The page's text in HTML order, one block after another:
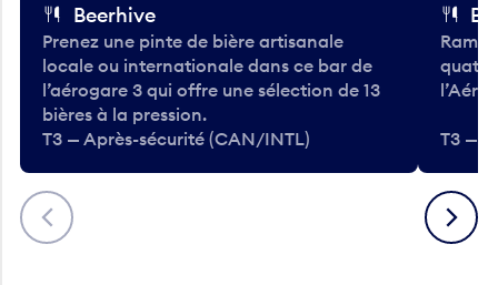
Précédent
Beerhive
Prenez une pinte de bière artisanale
locale ou internationale dans ce bar de
l’aérogare 3 qui offre une sélection de 13
bières à la pression.
T3 — Après-sécurité (CAN/INTL)
T3 —
Suivant